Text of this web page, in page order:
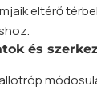
eltérő
és